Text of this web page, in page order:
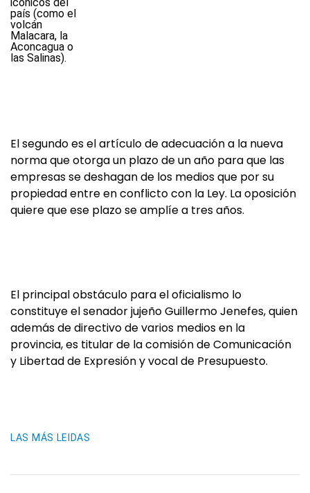
El segundo es el artículo de adecuación a la nueva
norma que otorga un plazo de un año para que las
empresas se deshagan de los medios que por su
propiedad entre en conflicto con la Ley. La oposición
quiere que ese plazo se amplíe a tres años.
El principal obstáculo para el oficialismo lo
constituye el senador jujeño Guillermo Jenefes, quien
además de directivo de varios medios en la
provincia, es titular de la comisión de Comunicación
y Libertad de Expresión y vocal de Presupuesto.
LAS MÁS LEIDAS